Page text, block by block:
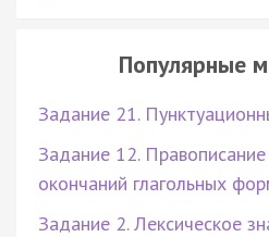
Популярные
Задание 21.
Задание 12.
окончаний глагольных
Задание 2. Лексическое